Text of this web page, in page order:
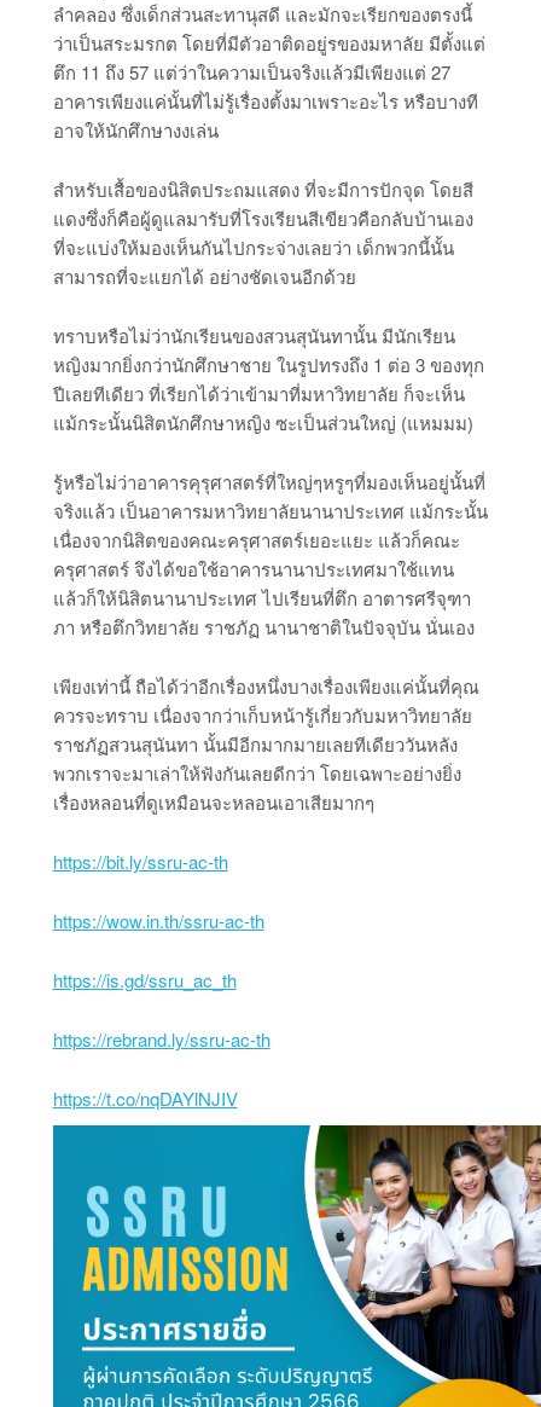
ลำคลอง ซึ่งเด็กส่วนสะทานุสดี และมักจะเรียกของตรงนี้
ว่าเป็นสระมรกต โดยที่มีตัวอาติดอยู่รของมหาลัย มีตั้งแต่
ตึก 11 ถึง 57 แต่ว่าในความเป็นจริงแล้วมีเพียงแต่ 27
อาคารเพียงแค่นั้นที่ไม่รู้เรื่องตั้งมาเพราะอะไร หรือบางที
อาจให้นักศึกษางงเล่น
สำหรับเสื้อของนิสิตประถมแสดง ที่จะมีการปักจุด โดยสี
แดงซึ่งก็คือผู้ดูแลมารับที่โรงเรียนสีเขียวคือกลับบ้านเอง
ที่จะแบ่งให้มองเห็นกันไปกระจ่างเลยว่า เด็กพวกนี้นั้น
สามารถที่จะแยกได้ อย่างชัดเจนอีกด้วย
ทราบหรือไม่ว่านักเรียนของสวนสุนันทานั้น มีนักเรียน
หญิงมากยิ่งกว่านักศึกษาชาย ในรูปทรงถึง 1 ต่อ 3 ของทุก
ปีเลยทีเดียว ที่เรียกได้ว่าเข้ามาที่มหาวิทยาลัย ก็จะเห็น
แม้กระนั้นนิสิตนักศึกษาหญิง ซะเป็นส่วนใหญ่ (แหมมม)
รู้หรือไม่ว่าอาคารคุรุศาสตร์ที่ใหญ่ๆหรูๆที่มองเห็นอยู่นั้นที่
จริงแล้ว เป็นอาคารมหาวิทยาลัยนานาประเทศ แม้กระนั้น
เนื่องจากนิสิตของคณะครุศาสตร์เยอะแยะ แล้วก็คณะ
ครุศาสตร์ จึงได้ขอใช้อาคารนานาประเทศมาใช้แทน
แล้วก็ให้นิสิตนานาประเทศ ไปเรียนที่ตึก อาตารศรีจุฑา
ภา หรือตึกวิทยาลัย ราชภัฏ นานาชาติในปัจจุบัน นั่นเอง
เพียงเท่านี้ ถือได้ว่าอีกเรื่องหนึ่งบางเรื่องเพียงแค่นั้นที่คุณ
ควรจะทราบ เนื่องจากว่าเก็บหน้ารู้เกี่ยวกับมหาวิทยาลัย
ราชภัฏสวนสุนันทา นั้นมีอีกมากมายเลยทีเดียววันหลัง
พวกเราจะมาเล่าให้ฟังกันเลยดีกว่า โดยเฉพาะอย่างยิ่ง
เรื่องหลอนที่ดูเหมือนจะหลอนเอาเสียมากๆ
https://bit.ly/ssru-ac-th
https://wow.in.th/ssru-ac-th
https://is.gd/ssru_ac_th
https://rebrand.ly/ssru-ac-th
https://t.co/nqDAYlNJIV